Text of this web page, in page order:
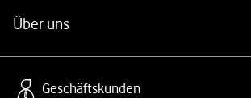
Über uns
Geschäftskunden